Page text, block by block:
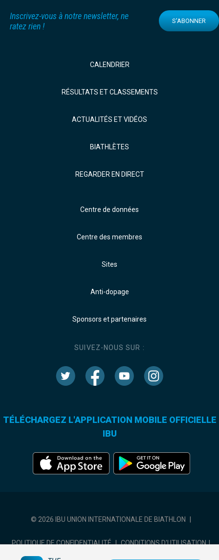
Inscrivez-vous à notre newsletter, ne
ratez rien !
S'ABONNER
CALENDRIER
RÉSULTATS ET CLASSEMENTS
ACTUALITÉS ET VIDÉOS
BIATHLÈTES
REGARDER EN DIRECT
Centre de données
Centre des membres
Sites
Anti-dopage
Sponsors et partenaires
SUIVEZ-NOUS SUR :
TÉLÉCHARGEZ L'APPLICATION MOBILE OFFICIELLE
IBU
© 2026 IBU UNION INTERNATIONALE DE BIATHLON
POLITIQUE DE CONFIDENTIALITÉ | CONDITIONS D'UTILISATION |